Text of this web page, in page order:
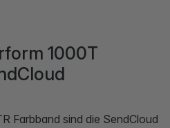
1000T
Farbband sind die SendCloud